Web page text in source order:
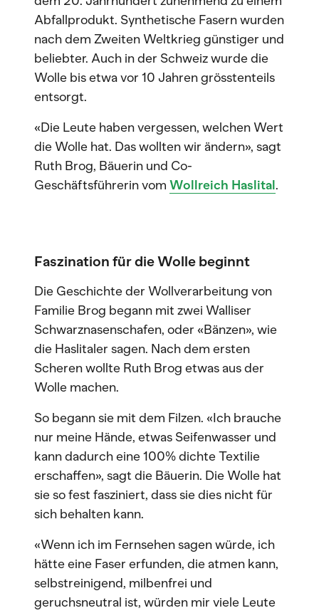
Abfallprodukt. Synthetische Fasern wurden
nach dem Zweiten Weltkrieg günstiger und
beliebter. Auch in der Schweiz wurde die
Wolle bis etwa vor 10 Jahren grösstenteils
entsorgt.
«Die Leute haben vergessen, welchen Wert
die Wolle hat. Das wollten wir ändern», sagt
Ruth Brog, Bäuerin und Co-
Geschäftsführerin vom Wollreich Haslital.
Faszination für die Wolle beginnt
Die Geschichte der Wollverarbeitung von
Familie Brog begann mit zwei Walliser
Schwarznasenschafen, oder «Bänzen», wie
die Haslitaler sagen. Nach dem ersten
Scheren wollte Ruth Brog etwas aus der
Wolle machen.
So begann sie mit dem Filzen. «Ich brauche
nur meine Hände, etwas Seifenwasser und
kann dadurch eine 100% dichte Textilie
erschaffen», sagt die Bäuerin. Die Wolle hat
sie so fest fasziniert, dass sie dies nicht für
sich behalten kann.
«Wenn ich im Fernsehen sagen würde, ich
hätte eine Faser erfunden, die atmen kann,
selbstreinigend, milbenfrei und
geruchsneutral ist, würden mir viele Leute